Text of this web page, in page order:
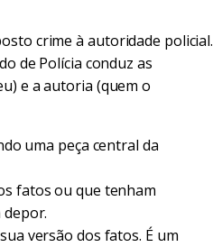
crime à autoridade policial.
de Polícia conduz as
e a autoria (quem o
uma peça central da
fatos ou que tenham
versão dos fatos. É um